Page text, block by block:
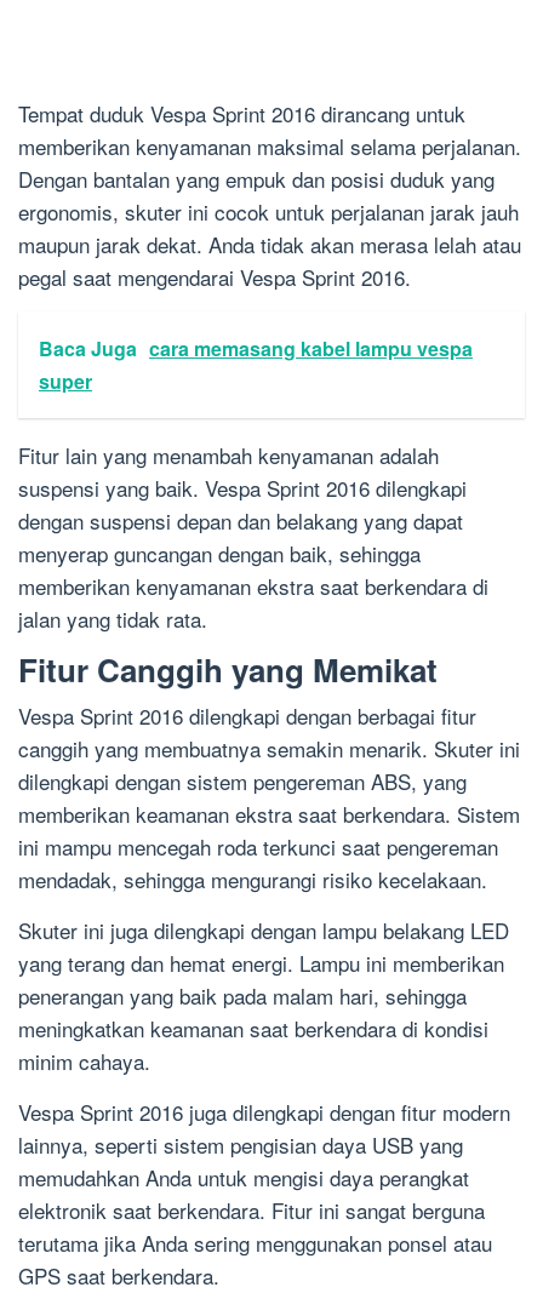
Tempat duduk Vespa Sprint 2016 dirancang untuk
memberikan kenyamanan maksimal selama perjalanan.
Dengan bantalan yang empuk dan posisi duduk yang
ergonomis, skuter ini cocok untuk perjalanan jarak jauh
maupun jarak dekat. Anda tidak akan merasa lelah atau
pegal saat mengendarai Vespa Sprint 2016.
Baca Juga cara memasang kabel lampu vespa
super
Fitur lain yang menambah kenyamanan adalah
suspensi yang baik. Vespa Sprint 2016 dilengkapi
dengan suspensi depan dan belakang yang dapat
menyerap guncangan dengan baik, sehingga
memberikan kenyamanan ekstra saat berkendara di
jalan yang tidak rata.
Fitur Canggih yang Memikat
Vespa Sprint 2016 dilengkapi dengan berbagai fitur
canggih yang membuatnya semakin menarik. Skuter ini
dilengkapi dengan sistem pengereman ABS, yang
memberikan keamanan ekstra saat berkendara. Sistem
ini mampu mencegah roda terkunci saat pengereman
mendadak, sehingga mengurangi risiko kecelakaan.
Skuter ini juga dilengkapi dengan lampu belakang LED
yang terang dan hemat energi. Lampu ini memberikan
penerangan yang baik pada malam hari, sehingga
meningkatkan keamanan saat berkendara di kondisi
minim cahaya.
Vespa Sprint 2016 juga dilengkapi dengan fitur modern
lainnya, seperti sistem pengisian daya USB yang
memudahkan Anda untuk mengisi daya perangkat
elektronik saat berkendara. Fitur ini sangat berguna
terutama jika Anda sering menggunakan ponsel atau
GPS saat berkendara.